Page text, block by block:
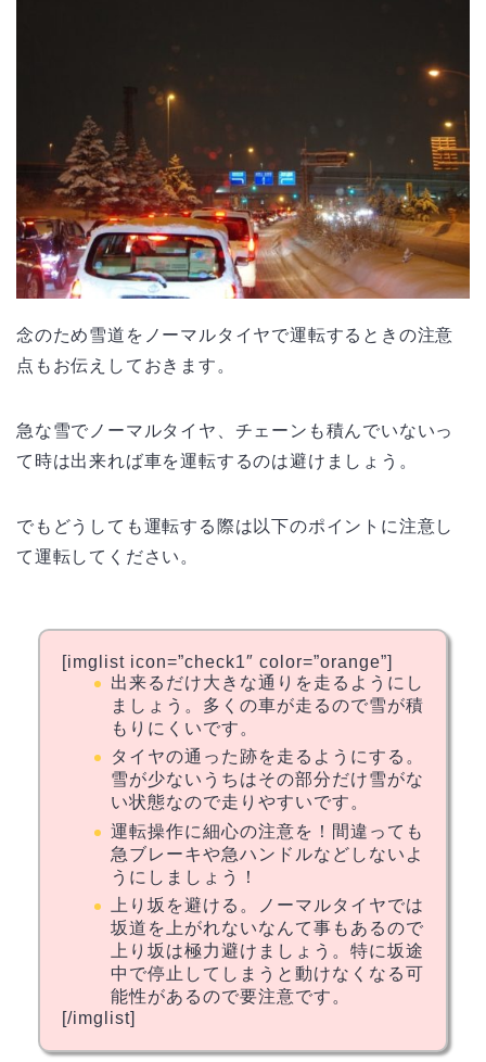
念のため雪道をノーマルタイヤで運転するときの注意
点もお伝えしておきます。
急な雪でノーマルタイヤ、チェーンも積んでいないっ
て時は出来れば車を運転するのは避けましょう。
でもどうしても運転する際は以下のポイントに注意し
て運転してください。
[imglist icon=”check1″ color=”orange”]
出来るだけ大きな通りを走るようにし
ましょう。多くの車が走るので雪が積
もりにくいです。
タイヤの通った跡を走るようにする。
雪が少ないうちはその部分だけ雪がな
い状態なので走りやすいです。
運転操作に細心の注意を！間違っても
急ブレーキや急ハンドルなどしないよ
うにしましょう！
上り坂を避ける。ノーマルタイヤでは
坂道を上がれないなんて事もあるので
上り坂は極力避けましょう。特に坂途
中で停止してしまうと動けなくなる可
能性があるので要注意です。
[/imglist]